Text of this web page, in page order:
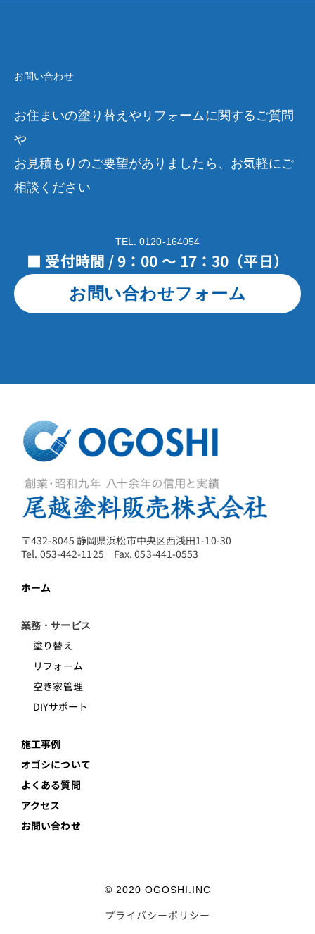
お問い合わせ
お住まいの塗り替えやリフォームに関するご質問
や
お見積もりのご要望がありましたら、お気軽にご
相談ください
TEL. 0120-164054
■ 受付時間 / 9：00 ～ 17：30（平日）
お問い合わせフォーム
〒432-8045 静岡県浜松市中央区西浅田1-10-30
Tel. 053-442-1125 Fax. 053-441-0553
ホーム
業務・サービス
塗り替え
リフォーム
空き家管理
DIYサポート
施工事例
オゴシについて
よくある質問
アクセス
お問い合わせ
© 2020 OGOSHI.INC
プライバシーポリシー